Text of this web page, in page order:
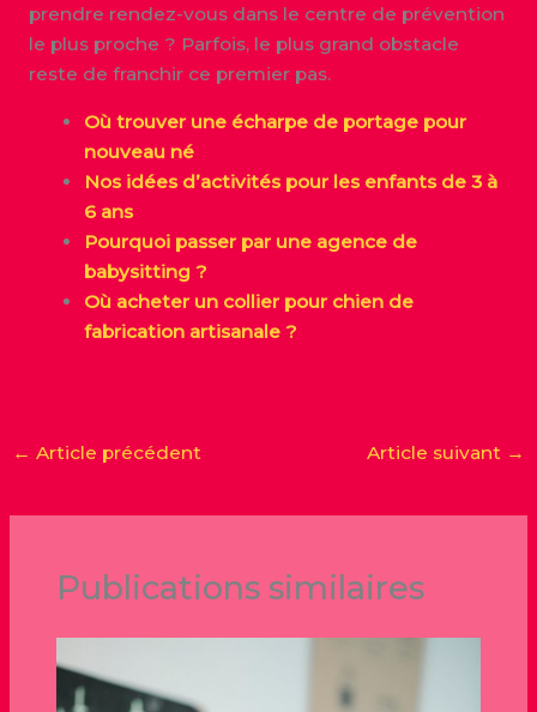
prendre rendez-vous dans le centre de prévention
le plus proche ? Parfois, le plus grand obstacle
reste de franchir ce premier pas.
Où trouver une écharpe de portage pour
nouveau né
Nos idées d’activités pour les enfants de 3 à
6 ans
Pourquoi passer par une agence de
babysitting ?
Où acheter un collier pour chien de
fabrication artisanale ?
← Article précédent Article suivant →
Publications similaires